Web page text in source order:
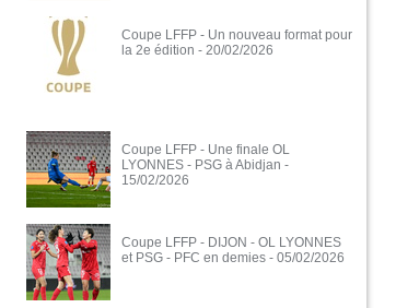
Coupe LFFP - Un nouveau format pour
la 2e édition - 20/02/2026
Coupe LFFP - Une finale OL
LYONNES - PSG à Abidjan -
15/02/2026
Coupe LFFP - DIJON - OL LYONNES
et PSG - PFC en demies - 05/02/2026